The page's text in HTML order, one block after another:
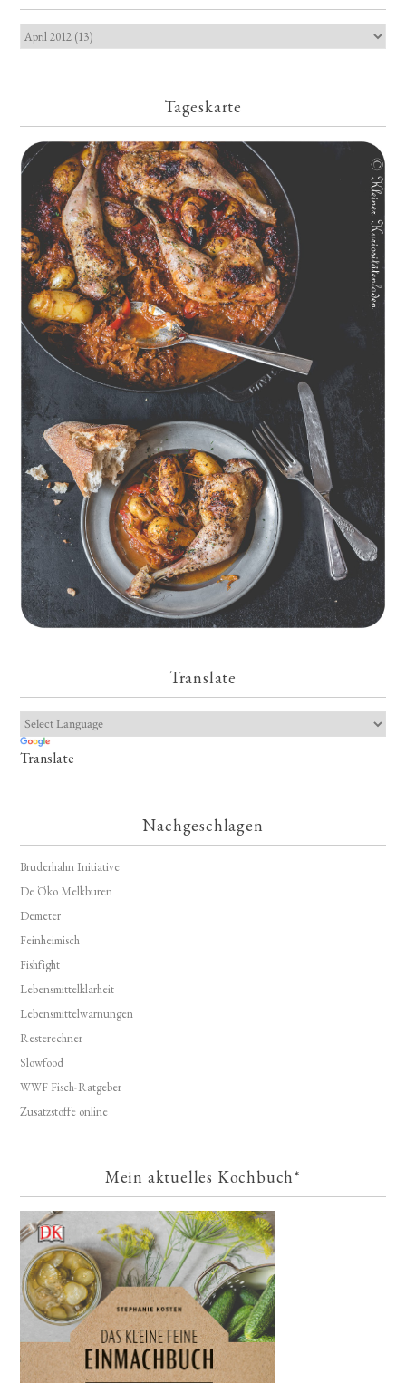
Tageskarte
Geschmorte Hähnchenschenkel auf Paprikakraut und kleinen
Kartoffeln
Translate
Translate
Nachgeschlagen
Bruderhahn Initiative
De Öko Melkburen
Demeter
Feinheimisch
Fishfight
Lebensmittelklarheit
Lebensmittelwarnungen
Resterechner
Slowfood
WWF Fisch-Ratgeber
Zusatzstoffe online
Mein aktuelles Kochbuch*